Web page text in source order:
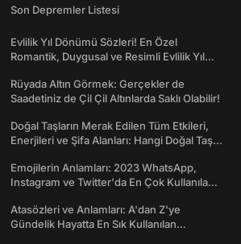
Son Depremler Listesi
Evlilik Yıl Dönümü Sözleri! En Özel
Romantik, Duygusal ve Resimli Evlilik Yıl
Rüyada Altın Görmek: Gerçekler de
Saadetiniz de Çil Çil Altınlarda Saklı Olabilir!
Doğal Taşların Merak Edilen Tüm Etkileri,
Enerjileri ve Şifa Alanları: Hangi Doğal Taş
Emojilerin Anlamları: 2023 WhatsApp,
Instagram ve Twitter'da En Çok Kullanılan
Atasözleri ve Anlamları: A'dan Z'ye
Gündelik Hayatta En Sık Kullanılan